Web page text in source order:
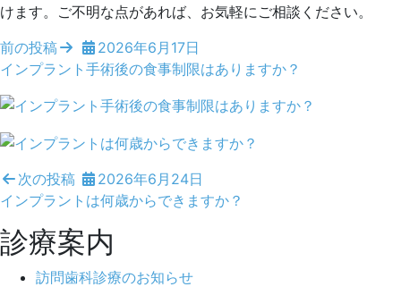
けます。 ご不明な点があれば、お気軽にご相談ください。
前の投稿
2026年6月17日
インプラント手術後の食事制限はありますか？
次の投稿
2026年6月24日
インプラントは何歳からできますか？
診療案内
訪問歯科診療のお知らせ